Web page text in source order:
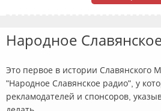
Народное
Это первое в истории Славянского
"Народное Славянское радио", у
рекламодателей и спонсоров,